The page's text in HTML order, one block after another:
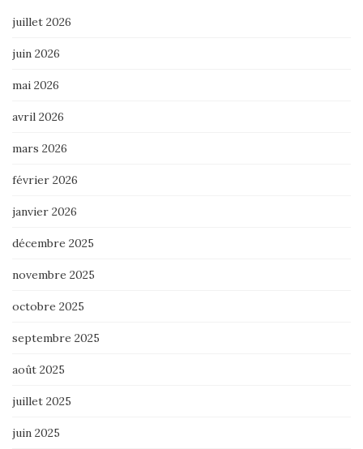
juillet 2026
juin 2026
mai 2026
avril 2026
mars 2026
février 2026
janvier 2026
décembre 2025
novembre 2025
octobre 2025
septembre 2025
août 2025
juillet 2025
juin 2025